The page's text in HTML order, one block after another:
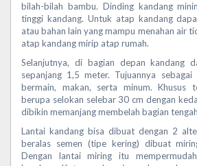
bilah-bilah bambu. Dinding kandang
tinggi kandang. Untuk atap kandang
atau bahan lain yang mampu menahan air
atap kandang mirip atap rumah.
Selanjutnya, di bagian depan kandang
sepanjang 1,5 meter. Tujuannya
bermain, makan, serta minum. Khusus
berupa selokan selebar 30 cm dengan
dibikin memanjang membelah bagian
Lantai kandang bisa dibuat dengan 2
beralas semen (tipe kering) dibuat
Dengan lantai miring itu